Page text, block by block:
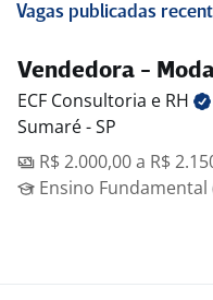
Vagas publicadas
Vendedora -
ECF Consultoria e RH
Sumaré - SP
R$ 2.000,00 a R$
Ensino Fundamental